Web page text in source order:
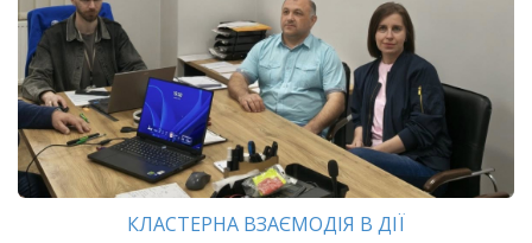
КЛАСТЕРНА ВЗАЄМОДІЯ В ДІЇ